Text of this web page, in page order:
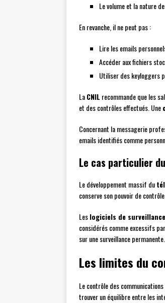
Le volume et la nature
En revanche, il ne peut pas :
Lire les emails
Accéder aux fichiers
Utiliser des keyloggers
LaCNIL recommande que les
et des contrôles effectués. Une
Concernant la messagerie
emails identifiés comme
Le cas particulier
Le développement massif du
conserve son pouvoir de
Leslogiciels de surveillance
considérés comme excessifs
sur une surveillance permanente.
Les limites du
Le contrôle des
trouver un équilibre entre les